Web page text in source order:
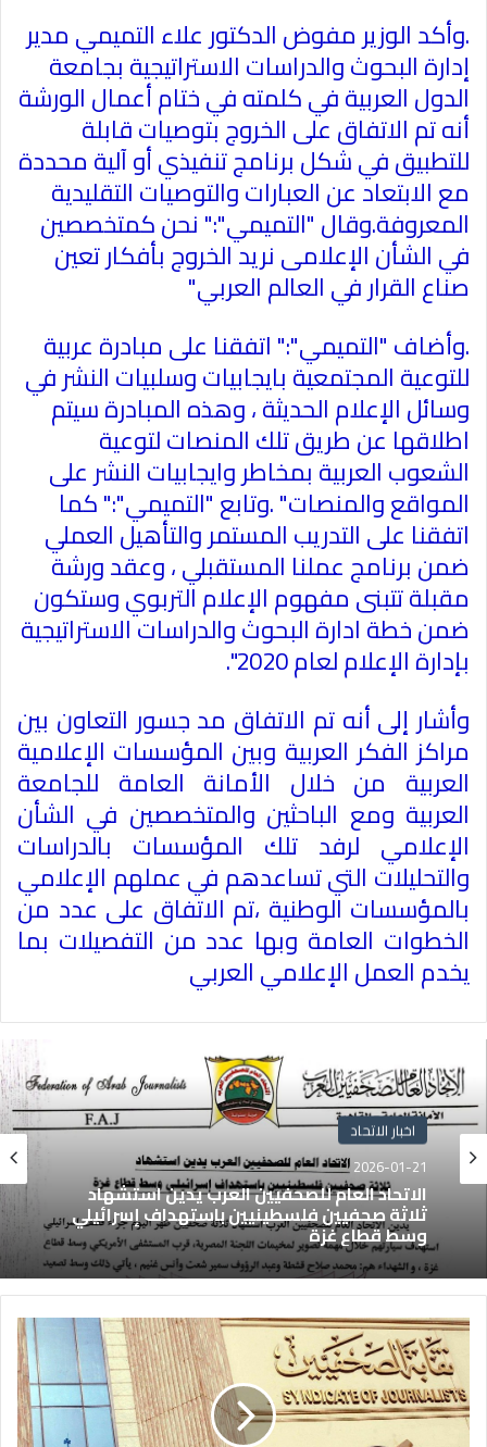
.وأكد الوزير مفوض الدكتور علاء التميمي مدير
إدارة البحوث والدراسات الاستراتيجية بجامعة
الدول العربية في كلمته في ختام أعمال الورشة
أنه تم الاتفاق على الخروج بتوصيات قابلة
للتطبيق في شكل برنامج تنفيذي أو آلية محددة
مع الابتعاد عن العبارات والتوصيات التقليدية
المعروفة.وقال "التميمي":" نحن كمتخصصين
في الشأن الإعلامى نريد الخروج بأفكار تعين
صناع القرار في العالم العربي"
.وأضاف "التميمي":" اتفقنا على مبادرة عربية
للتوعية المجتمعية بايجابيات وسلبيات النشر في
وسائل الإعلام الحديثة ، وهذه المبادرة سيتم
اطلاقها عن طريق تلك المنصات لتوعية
الشعوب العربية بمخاطر وايجابيات النشر على
المواقع والمنصات" .وتابع "التميمي":" كما
اتفقنا على التدريب المستمر والتأهيل العملي
ضمن برنامج عملنا المستقبلي ، وعقد ورشة
مقبلة تتبنى مفهوم الإعلام التربوي وستكون
ضمن خطة ادارة البحوث والدراسات الاستراتيجية
بإدارة الإعلام لعام 2020".
وأشار إلى أنه تم الاتفاق مد جسور التعاون بين
مراكز الفكر العربية وبين المؤسسات الإعلامية
العربية من خلال الأمانة العامة للجامعة
العربية ومع الباحثين والمتخصصين في الشأن
الإعلامي لرفد تلك المؤسسات بالدراسات
والتحليلات التي تساعدهم في عملهم الإعلامي
بالمؤسسات الوطنية ،تم الاتفاق على عدد من
الخطوات العامة وبها عدد من التفصيلات بما
يخدم العمل الإعلامي العربي
اخبار الاتحاد
2026-01-21
الاتحاد العام للصحفيين العرب يدين استشهاد
ثلاثة صحفيين فلسطينيين باستهداف إسرائيلي
وسط قطاع غزة